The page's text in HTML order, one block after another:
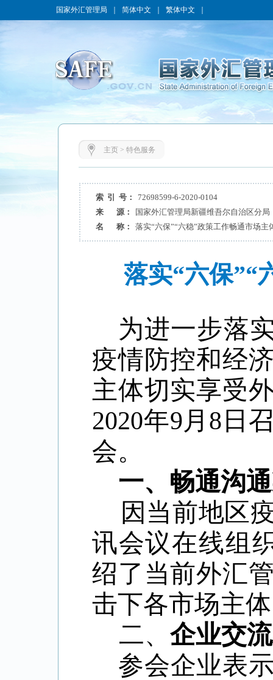
国家外汇管理局 简体中文 繁体中文
主页> 特色服务
索 引 号：
72698599-6-2020-0104
来 源：
国家外汇管理局新疆维吾尔自治区分局
名 称：
落实“六保”“六稳”政策工作畅通市场主
落实“六保”“
为进一步落
疫情防控和经
主体切实享受
2020年9月8日
会。
一、 畅通沟
因当前地区
讯会议在线组
绍了当前外汇
击下各市场主
二、 企业交
参会企业表